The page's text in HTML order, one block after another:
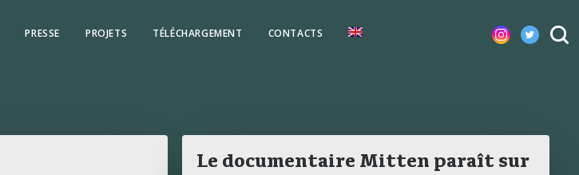
PRESSE PROJETS TÉLÉCHARGEMENT CONTACTS
Le documentaire Mitten paraît sur